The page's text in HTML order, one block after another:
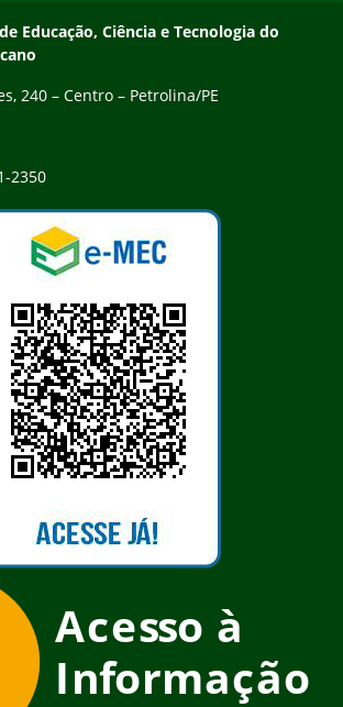
Educação, Ciência e Tecnologia do
240 – Centro – Petrolina/PE
2350